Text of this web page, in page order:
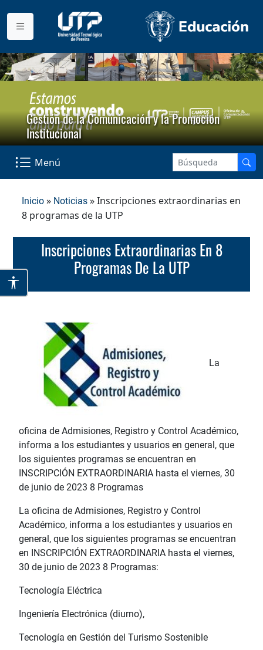
Gestión de la Comunicación y la Promoción
Institucional
Menú
Inicio » Noticias » Inscripciones extraordinarias en
8 programas de la UTP
Inscripciones Extraordinarias En 8
Programas De La UTP
La
oficina de Admisiones, Registro y Control Académico,
informa a los estudiantes y usuarios en general, que
los siguientes programas se encuentran en
INSCRIPCIÓN EXTRAORDINARIA hasta el viernes, 30
de junio de 2023 8 Programas
La oficina de Admisiones, Registro y Control
Académico, informa a los estudiantes y usuarios en
general, que los siguientes programas se encuentran
en INSCRIPCIÓN EXTRAORDINARIA hasta el viernes,
30 de junio de 2023 8 Programas:
Tecnología Eléctrica
Ingeniería Electrónica (diurno),
Tecnología en Gestión del Turismo Sostenible